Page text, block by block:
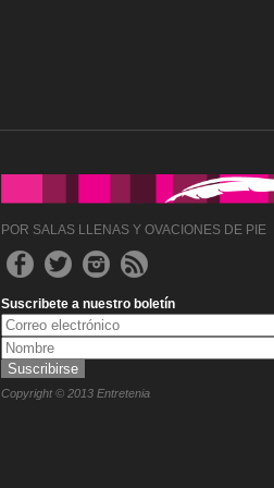
POR SALAS LLENAS Y OVACIONES DE PIE
Suscribete a nuestro boletín
Copyright © 2013 Entretenia